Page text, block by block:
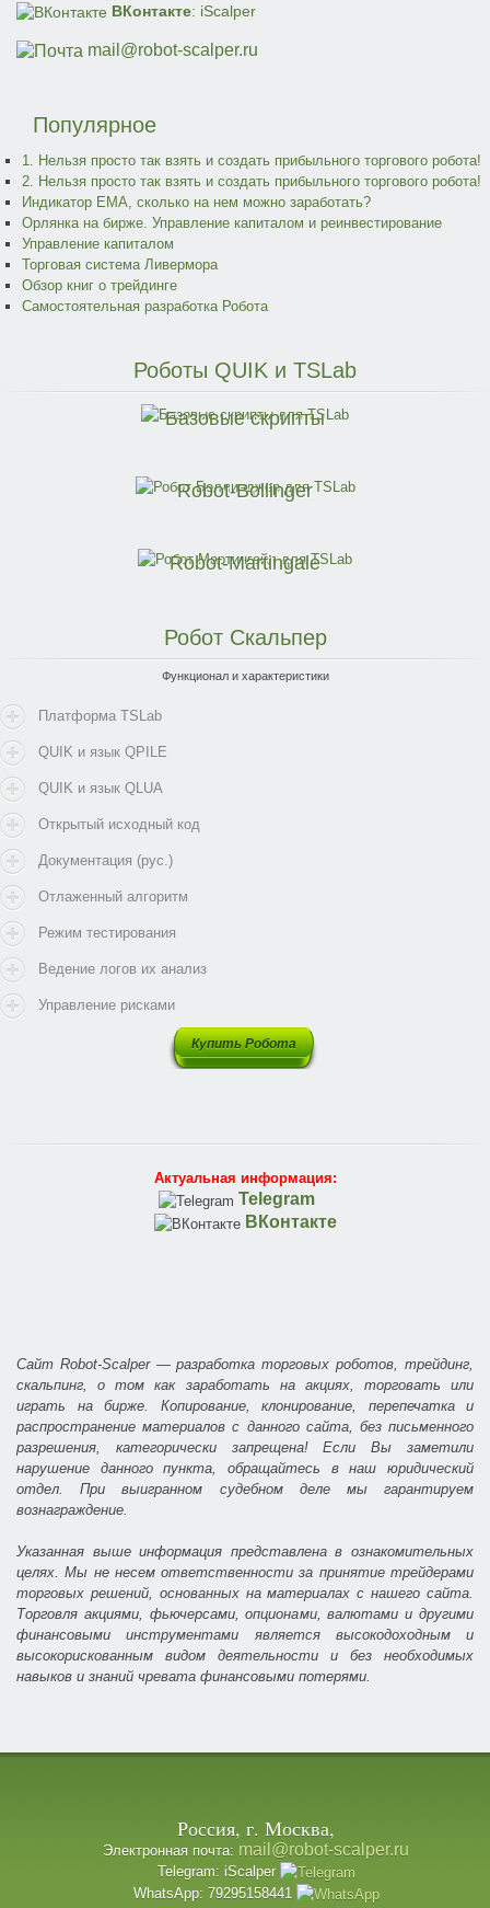
ВКонтакте: iScalper
mail@robot-scalper.ru
Популярное
1. Нельзя просто так взять и создать прибыльного торгового робота!
2. Нельзя просто так взять и создать прибыльного торгового робота!
Индикатор EMA, сколько на нем можно заработать?
Орлянка на бирже. Управление капиталом и реинвестирование
Управление капиталом
Торговая система Ливермора
Обзор книг о трейдинге
Самостоятельная разработка Робота
Роботы QUIK и TSLab
Базовые скрипты
Robot-Bollinger
Robot-Martingale
РоботСкальпер
Функционал и характеристики
Платформа TSLab
QUIK и язык QPILE
QUIK и язык QLUA
Открытый исходный код
Документация (рус.)
Отлаженный алгоритм
Режим тестирования
Ведение логов их анализ
Управление рисками
Купить Робота
Актуальная информация:
Telegram
ВКонтакте
Сайт Robot-Scalper — разработка торговых роботов, трейдинг,
скальпинг, о том как заработать на акциях, торговать или
играть на бирже. Копирование, клонирование, перепечатка и
распространение материалов с данного сайта, без письменного
разрешения, категорически запрещена! Если Вы заметили
нарушение данного пункта, обращайтесь в наш юридический
отдел. При выигранном судебном деле мы гарантируем
вознаграждение.
Указанная выше информация представлена в ознакомительных
целях. Мы не несем ответственности за принятие трейдерами
торговых решений, основанных на материалах с нашего сайта.
Торговля акциями, фьючерсами, опционами, валютами и другими
финансовыми инструментами является высокодоходным и
высокорискованным видом деятельности и без необходимых
навыков и знаний чревата финансовыми потерями.
Россия, г. Москва,
Электронная почта: mail@robot-scalper.ru
Telegram: iScalper
WhatsApp: 79295158441